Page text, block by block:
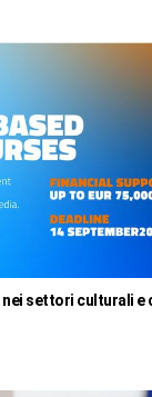
nei settori culturali e